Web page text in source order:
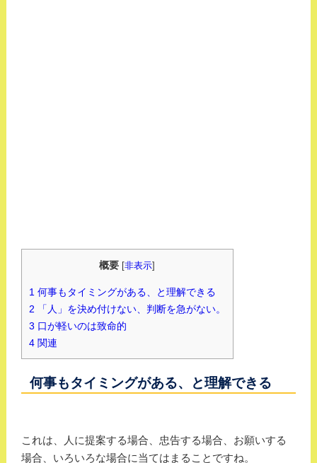
概要 [非表示]
1何事もタイミングがある、と理解できる
2 「人」を決め付けない、判断を急がない。
3 口が軽いのは致命的
4関連
何事もタイミングがある、と理解できる
これは、人に提案する場合、忠告する場合、お願いする
場合、いろいろな場合に当てはまることですね。